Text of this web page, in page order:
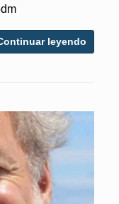
leyendo